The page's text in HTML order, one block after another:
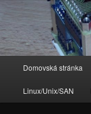
Domovská stránka
Linux/Unix/SAN